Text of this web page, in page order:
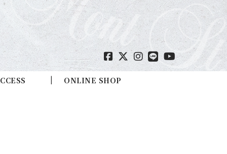
ONLINE SHOP